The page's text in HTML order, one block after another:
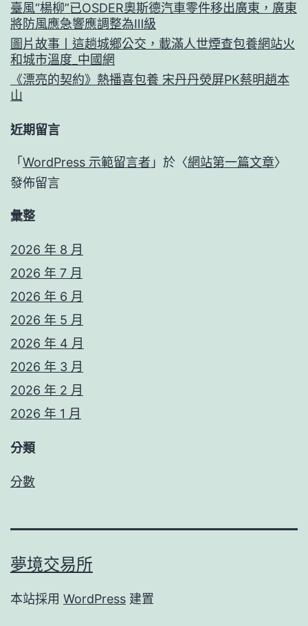
臺風“楊柳”已OSDER奧斯德汽車零件移出廣東，廣東
將防風應急響應調整為Ⅲ級
圖片故事丨這趟城鄉公交，載滿人世煙查包養網站火
和城市溫度_中國網
《漂亮的契約》熱播喜包養 宋丹丹熒屏PK蔡明趙本
山
近期留言
「 WordPress 示範留言者 」於〈網站第一篇文章〉
發佈留言
彙整
2026 年 8 月
2026 年 7 月
2026 年 6 月
2026 年 5 月
2026 年 4 月
2026 年 3 月
2026 年 2 月
2026 年 1 月
分類
分數
夢境交易所
本站採用 WordPress 建置